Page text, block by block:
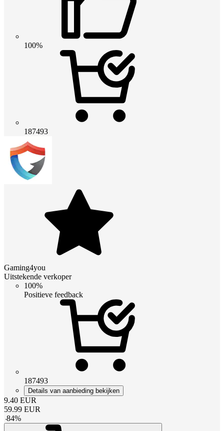
100%
187493
Gaming4you
Uitstekende verkoper
100%
Positieve feedback
187493
Details van aanbieding bekijken
9.40 EUR
59.99 EUR
-84%